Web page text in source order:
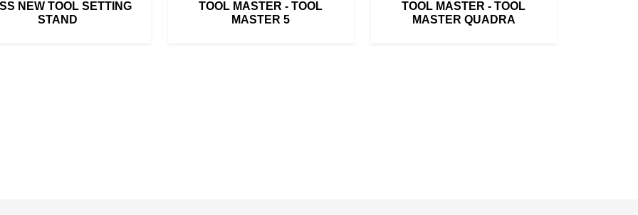
NEW TOOL SETTING
STAND
TOOL MASTER - TOOL
MASTER 5
TOOL MASTER - TOOL
MASTER QUADRA